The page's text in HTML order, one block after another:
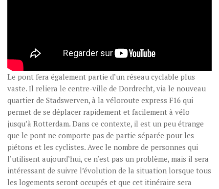
Le pont fera également partie d’un réseau cyclable plus
vaste. Il reliera le centre-ville de Dordrecht, via le nouveau
quartier de Stadswerven, à la véloroute express F16 qui
permet de se déplacer rapidement et facilement à vélo
jusqu’à Rotterdam. Dans ce contexte, il est un peu étrange
que le pont ne comporte pas de partie séparée pour les
piétons et les cyclistes. Avec le nombre de personnes qui
l’utilisent aujourd’hui, ce n’est pas un problème, mais il sera
intéressant de suivre l’évolution de la situation lorsque tous
les logements seront occupés et que cet itinéraire sera